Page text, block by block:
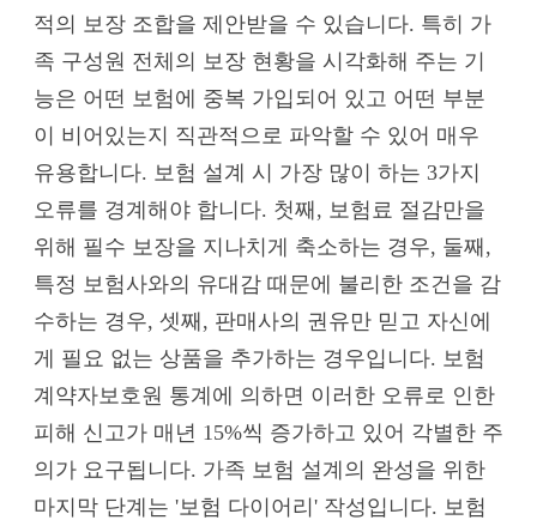
적의 보장 조합을 제안받을 수 있습니다. 특히 가
족 구성원 전체의 보장 현황을 시각화해 주는 기
능은 어떤 보험에 중복 가입되어 있고 어떤 부분
이 비어있는지 직관적으로 파악할 수 있어 매우
유용합니다. 보험 설계 시 가장 많이 하는 3가지
오류를 경계해야 합니다. 첫째, 보험료 절감만을
위해 필수 보장을 지나치게 축소하는 경우, 둘째,
특정 보험사와의 유대감 때문에 불리한 조건을 감
수하는 경우, 셋째, 판매사의 권유만 믿고 자신에
게 필요 없는 상품을 추가하는 경우입니다. 보험
계약자보호원 통계에 의하면 이러한 오류로 인한
피해 신고가 매년 15%씩 증가하고 있어 각별한 주
의가 요구됩니다. 가족 보험 설계의 완성을 위한
마지막 단계는 '보험 다이어리' 작성입니다. 보험